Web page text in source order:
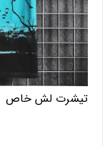
تیشرت لش خاص